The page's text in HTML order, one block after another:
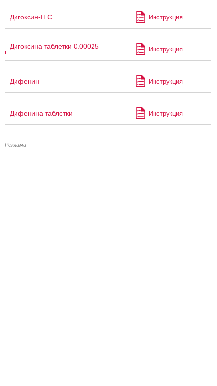
Дигоксин-Н.С. Инструкция
Дигоксина таблетки 0.00025
г Инструкция
Дифенин Инструкция
Дифенина таблетки Инструкция
Реклама